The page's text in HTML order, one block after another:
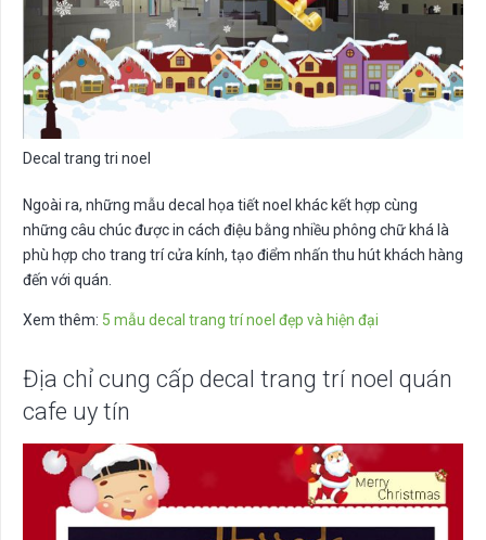
Decal trang tri noel
Ngoài ra, những mẫu decal họa tiết noel khác kết hợp cùng
những câu chúc được in cách điệu bằng nhiều phông chữ khá là
phù hợp cho trang trí cửa kính, tạo điểm nhấn thu hút khách hàng
đến với quán.
Xem thêm: 5 mẫu decal trang trí noel đẹp và hiện đại
Địa chỉ cung cấp decal trang trí noel quán
cafe uy tín